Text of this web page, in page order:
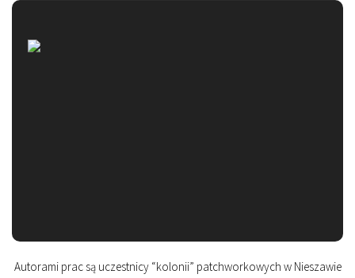
Autorami prac są uczestnicy “kolonii” patchworkowych w Nieszawie